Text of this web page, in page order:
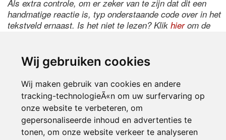
Wij gebruiken cookies
Wij maken gebruik van cookies en andere
tracking-technologieÃ«n om uw surfervaring op
onze website te verbeteren, om
gepersonaliseerde inhoud en advertenties te
tonen, om onze website verkeer te analyseren
Als extra controle, om er zeker van te zijn dat dit een
handmatige reactie is, typ onderstaande code over in het
tekstveld ernaast. Is het niet te lezen? Klik hierom de